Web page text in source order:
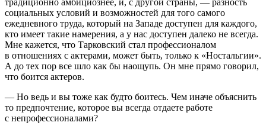
социальных условий и возможностей для того самого
ежедневного труда, который на Западе доступен для каждого,
кто имеет такие намерения, а у нас доступен далеко не всегда.
Мне кажется, что Тарковский стал профессионалом
в отношениях с актерами, может быть, только к «Ностальгии».
А до тех пор все шло как бы наощупь. Он мне прямо говорил,
что боится актеров.
— Но ведь и вы тоже как будто боитесь. Чем иначе объяснить
то предпочтение, которое вы всегда отдаете работе
с непрофессионалами?